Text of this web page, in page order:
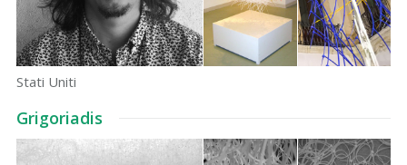
Stati Uniti
Grigoriadis